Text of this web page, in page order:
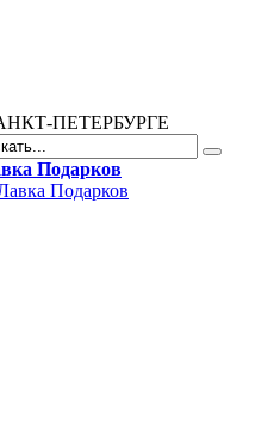
ПЕТЕРБУРГЕ
Подарков